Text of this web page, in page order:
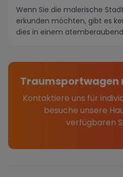
Wenn Sie die malerische
erkunden möchten, gibt es
dies in einem
Traumsportwagen
Kontaktiere uns für
besuche unsere
verfügbaren